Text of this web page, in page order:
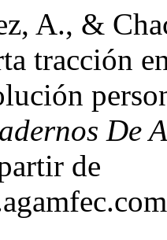
A., &
tracción
De
de